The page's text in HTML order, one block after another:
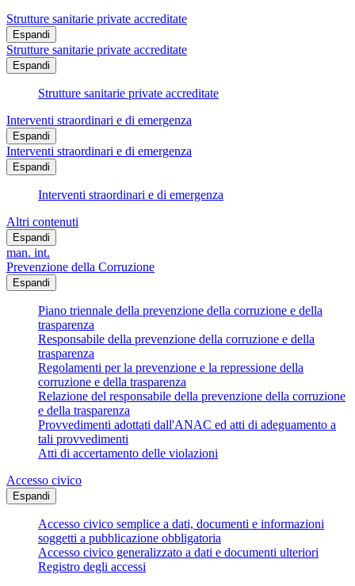
Strutture sanitarie private accreditate
Espandi
Strutture sanitarie private accreditate
Espandi
Strutture sanitarie private accreditate
Interventi straordinari e di emergenza
Espandi
Interventi straordinari e di emergenza
Espandi
Interventi straordinari e di emergenza
Altri contenuti
Espandi
man. int.
Prevenzione della Corruzione
Espandi
Piano triennale della prevenzione della corruzione e della
trasparenza
Responsabile della prevenzione della corruzione e della
trasparenza
Regolamenti per la prevenzione e la repressione della
corruzione e della trasparenza
Relazione del responsabile della prevenzione della corruzione
e della trasparenza
Provvedimenti adottati dall'ANAC ed atti di adeguamento a
tali provvedimenti
Atti di accertamento delle violazioni
Accesso civico
Espandi
Accesso civico semplice a dati, documenti e informazioni
soggetti a pubblicazione obbligatoria
Accesso civico generalizzato a dati e documenti ulteriori
Registro degli accessi